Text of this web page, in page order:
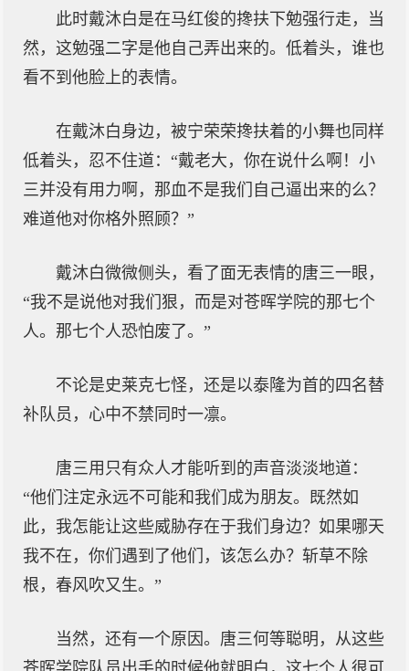
此时戴沐白是在马红俊的搀扶下勉强行走，当
然，这勉强二字是他自己弄出来的。低着头，谁也
看不到他脸上的表情。
在戴沐白身边，被宁荣荣搀扶着的小舞也同样
低着头，忍不住道：“戴老大，你在说什么啊！小
三并没有用力啊，那血不是我们自己逼出来的么？
难道他对你格外照顾？”
戴沐白微微侧头，看了面无表情的唐三一眼，
“我不是说他对我们狠，而是对苍晖学院的那七个
人。那七个人恐怕废了。”
不论是史莱克七怪，还是以泰隆为首的四名替
补队员，心中不禁同时一凛。
唐三用只有众人才能听到的声音淡淡地道：
“他们注定永远不可能和我们成为朋友。既然如
此，我怎能让这些威胁存在于我们身边？如果哪天
我不在，你们遇到了他们，该怎么办？斩草不除
根，春风吹又生。”
当然，还有一个原因。唐三何等聪明，从这些